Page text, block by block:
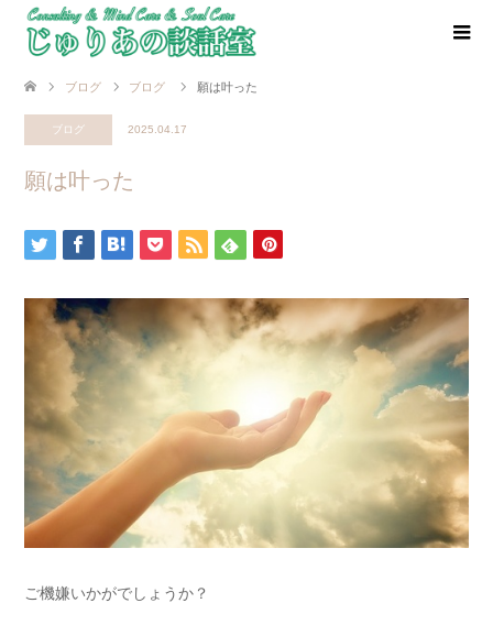
ブログ ブログ 願は叶った
ブログ 2025.04.17
願は叶った
ご機嫌いかがでしょうか？